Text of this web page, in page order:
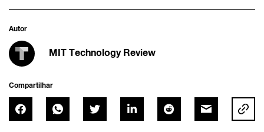
Autor
MIT Technology Review
Compartilhar